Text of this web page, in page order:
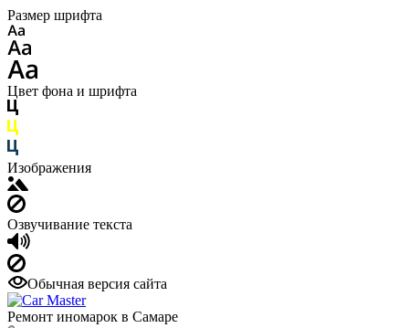
Размер шрифта
Цвет фона и шрифта
Изображения
Озвучивание текста
Обычная версия сайта
Ремонт иномарок в Самаре